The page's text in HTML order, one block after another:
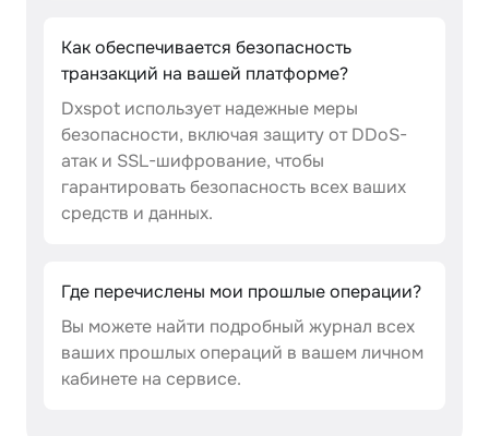
Как обеспечивается безопасность
транзакций на вашей платформе?
Dxspot использует надежные меры
безопасности, включая защиту от DDoS-
атак и SSL-шифрование, чтобы
гарантировать безопасность всех ваших
средств и данных.
Где перечислены мои прошлые операции?
Вы можете найти подробный журнал всех
ваших прошлых операций в вашем личном
кабинете на сервисе.